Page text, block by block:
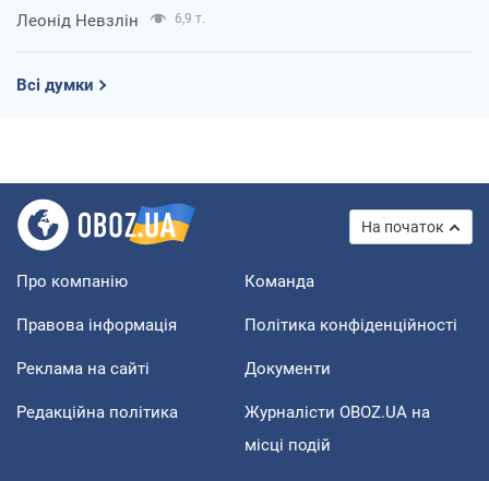
Леонід Невзлін 6,9 т.
Всі думки
На початок
Про компанію Команда
Правова інформація Політика конфіденційності
Реклама на сайті Документи
Редакційна політика
Журналісти OBOZ.UA на
місці подій